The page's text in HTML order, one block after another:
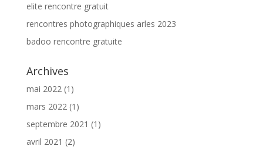
elite rencontre gratuit
rencontres photographiques arles 2023
badoo rencontre gratuite
Archives
mai 2022(1)
mars 2022(1)
septembre 2021 (1)
avril 2021 (2)